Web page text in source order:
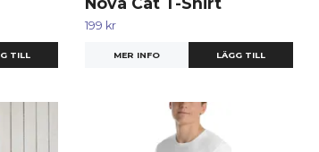
TILL
199 kr
MER INFO LÄGG TILL